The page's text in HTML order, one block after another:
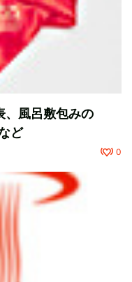
、風呂敷包みの
ど
0